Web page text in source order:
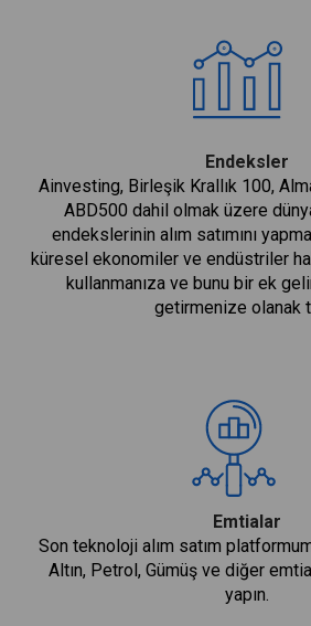
Endeksler
Ainvesting, Birleşik Krallık 100,
ABD500 dahil olmak üzere
endekslerinin alım satımını
küresel ekonomiler ve endüstriler
kullanmanıza ve bunu bir ek
getirmenize olanak
Emtialar
Son teknoloji alım satım
Altın, Petrol, Gümüş ve diğer
yapın.